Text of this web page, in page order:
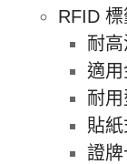
RFID 標
耐
適
耐
貼
證